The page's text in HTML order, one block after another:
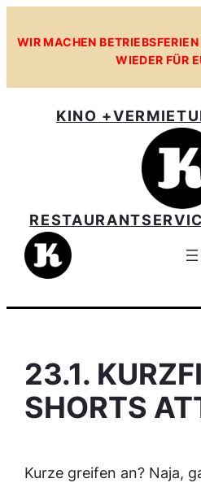
Inhalt
WIR MACHEN
WIEDER FÜR
KINO +
RESTAURANT
23.1.
SHORTS
Kurze greifen an? Naja,